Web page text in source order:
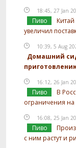
18:45, 27 Jan
Пиво
увеличил
10:39, 5 Aug
Домашний
16:12, 26 Jan
Пиво
В
ограничения на
16:08, 25 Jan
Пиво
с ним растут и